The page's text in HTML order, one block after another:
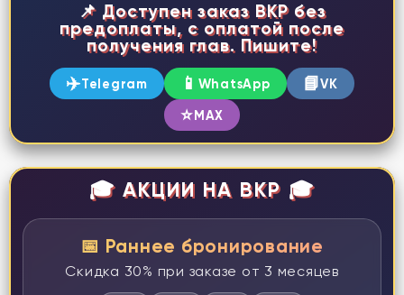
📌 Доступен заказ ВКР без
предоплаты, с оплатой после
получения глав. Пишите!
✈️Telegram 📱 WhatsApp 📘VK
⭐MAX
🎓 АКЦИИ НА ВКР 🎓
📅 Раннее бронирование
Скидка 30% при заказе от 3 месяцев